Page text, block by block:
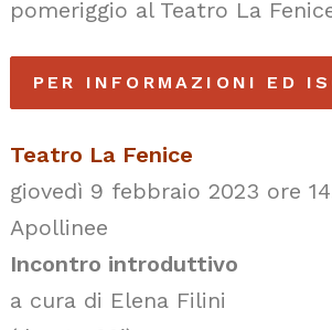
pomeriggio al Teatro La
PER INFORMAZIONI ED
Teatro La Fenice
giovedì 9 febbraio 2023 ore
Apollinee
Incontro introduttivo
a cura di Elena Filini